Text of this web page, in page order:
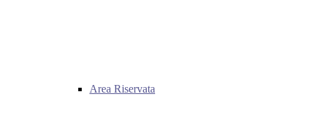
Area Riservata